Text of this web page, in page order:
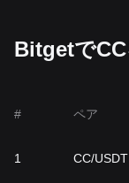
Bitgetで
# ペア
1 CC/USDT